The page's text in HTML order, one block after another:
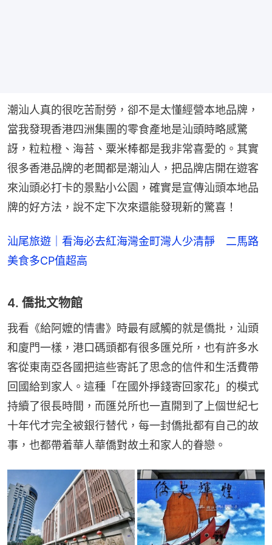
潮汕人真的很吃苦耐勞，卻不是太懂經營本地品牌，
當我發現香港四洲集團的零食產地是汕頭時略感驚
訝，粒粒橙、海苔、粟米棒都是我非常喜愛的。其實
很多香港品牌的老闆都是潮汕人，把品牌店開在遊客
來汕頭必打卡的景點小公園，確實是宣傳汕頭本地品
牌的好方法，說不定下次來還能發現新的驚喜！
汕尾旅遊｜看海必去紅海灣金町灣人少清靜 二馬路
美食多CP值超高
4. 僑批文物館
我看《給阿嬤的情書》時最有感觸的就是僑批，汕頭
和廈門一樣，港口碼頭都有很多匯兑所，也有許多水
客從東南亞各國把這些寄託了思念的信件和生活費帶
回國給到家人。這種「在國外掙錢寄回家花」的模式
持續了很長時間，而匯兑所也一直開到了上個世紀七
十年代才完全被銀行替代，每一封僑批都有自己的故
事，也都帶着華人華僑對故土和家人的眷戀。